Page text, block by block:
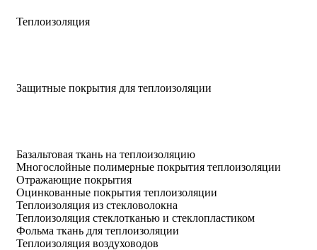
Теплоизоляция
Защитные покрытия для теплоизоляции
Базальтовая ткань на теплоизоляцию
Многослойные полимерные покрытия теплоизоляции
Отражающие покрытия
Оцинкованные покрытия теплоизоляции
Теплоизоляция из стекловолокна
Теплоизоляция стеклотканью и стеклопластиком
Фольма ткань для теплоизоляции
Теплоизоляция воздуховодов